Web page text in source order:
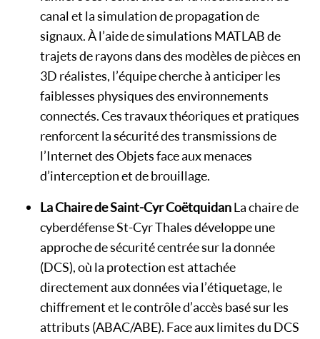
canal et la simulation de propagation de
signaux. À l’aide de simulations MATLAB de
trajets de rayons dans des modèles de pièces en
3D réalistes, l’équipe cherche à anticiper les
faiblesses physiques des environnements
connectés. Ces travaux théoriques et pratiques
renforcent la sécurité des transmissions de
l’Internet des Objets face aux menaces
d’interception et de brouillage.
La Chaire de Saint-Cyr CoëtquidanLa chaire de
cyberdéfense St-Cyr Thales développe une
approche de sécurité centrée sur la donnée
(DCS), où la protection est attachée
directement aux données via l’étiquetage, le
chiffrement et le contrôle d’accès basé sur les
attributs (ABAC/ABE). Face aux limites du DCS